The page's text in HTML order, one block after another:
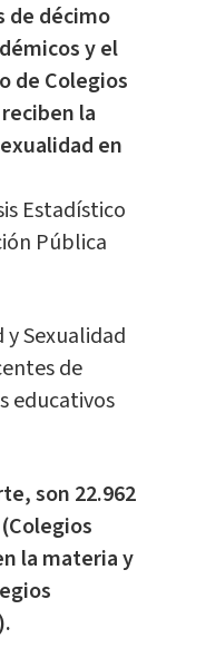
de décimo
y el
de Colegios
la
en
Estadístico
Pública
y Sexualidad
de
educativos
son 22.962
la materia y